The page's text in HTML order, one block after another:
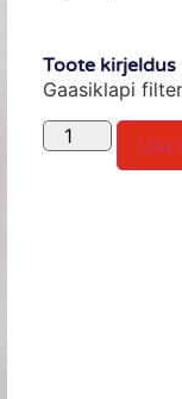
Toote kirjeldus
Gaasiklapi
Lisa